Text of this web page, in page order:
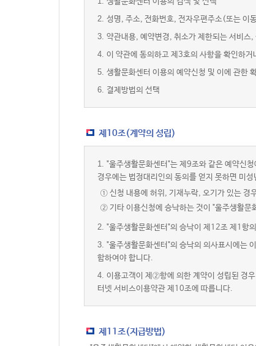
2. 성명, 주소, 전화번호, 전자우편주소(또는 이
3. 약관내용, 예약변경, 취소가 제한되는 서비스
4. 이 약관에 동의하고 제3호의 사항을 확인하
5. 생활문화센터 이용의 예약신청 및 이에 관한
6. 결제방법의 선택
제10조(계약의 성립)
1. "울주생활문화센터"는 제9조와 같은 예약신
경우에는 법정대리인의 동의를 얻지 못하면 미
① 신청 내용에 허위, 기재누락, 오기가 있는 경
② 기타 이용신청에 승낙하는 것이 "울주생활문
2. "울주생활문화센터"의 승낙이 제12조 제1항
3. "울주생활문화센터"의 승낙의 의사표시에는
함하여야 합니다.
4. 이용고객이 제②항에 의한 계약이 성립된 경
터넷 서비스이용약관 제10조에 따릅니다.
제11조(지급방법)